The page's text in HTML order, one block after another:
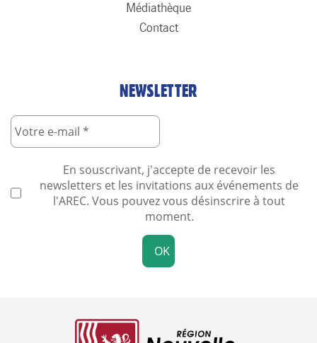
Médiathèque
Contact
NEWSLETTER
En souscrivant, j'accepte de recevoir les
newsletters et les invitations aux événements de
l'AREC. Vous pouvez vous désinscrire à tout
moment.